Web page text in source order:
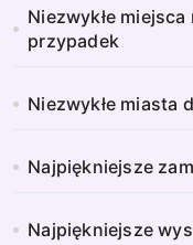
Niezwykłe
przypadek
Niezwykłe miasta
Najpiękniejsze
Najpiękniejsze